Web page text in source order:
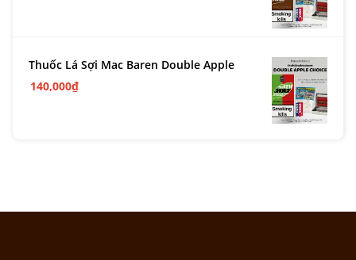
Thuốc Lá Sợi Mac Baren Double Apple
140,000₫